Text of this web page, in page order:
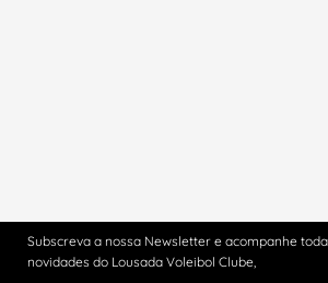
Subscreva a nossa Newsletter e acompanhe
novidades do Lousada Voleibol Clube,